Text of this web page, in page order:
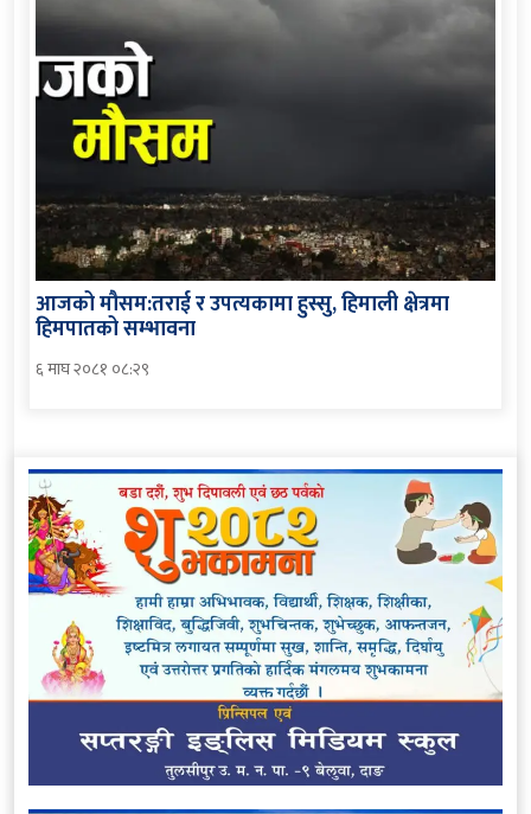
आजको मौसम:तराई र उपत्यकामा हुस्सु, हिमाली क्षेत्रमा
हिमपातको सम्भावना
६ माघ २०८१ ०८:२९